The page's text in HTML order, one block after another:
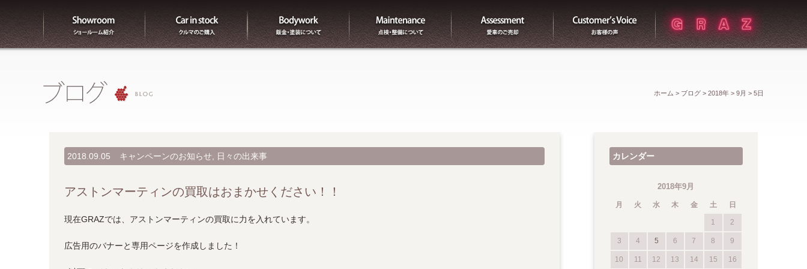
ショールーム紹介 販売 板金 整備 買取 お客様の声
ホーム > ブログ > 2018年 > 9月 > 5日
2018.09.05 キャンペーンのお知らせ 日々の出来事
アストンマーティンの買取はおまかせください！！
現在GRAZでは、アストンマーティンの買取に力を入れています。
広告用のバナーと専用ページを作成しました！
カレンダー
2018年9月
月 火 水 木 金 土 日
1 2
3 4 5 6 7 8 9
10 11 12 13 14 15 16